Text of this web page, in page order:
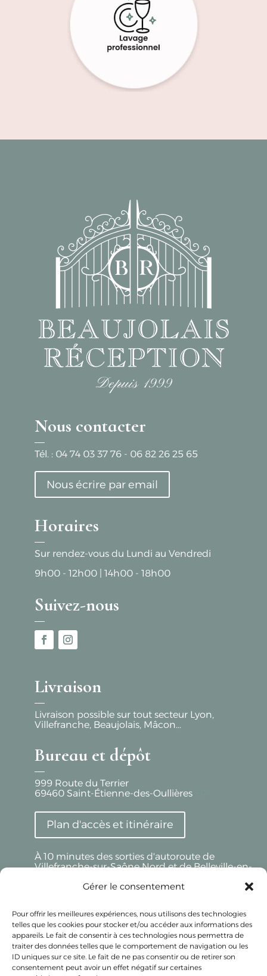
Gérer le consentement
Pour offrir les meilleures expériences, nous utilisons des technologies
telles que les cookies pour stocker et/ou accéder aux informations des
appareils. Le fait de consentir à ces technologies nous permettra de
traiter des données telles que le comportement de navigation ou les
ID uniques sur ce site. Le fait de ne pas consentir ou de retirer son
consentement peut avoir un effet négatif sur certaines
Nous contacter
Tél. : 04 74 03 37 76 - 06 82 26 25 65
Nous écrire par email
Horaires
Sur rendez-vous du Lundi au Vendredi
9h00 - 12h00
|14h00 - 18h00
Suivez-nous
Livraison
Livraison possible sur tout secteur Lyon,
Villefranche, Beaujolais, Mâcon...
Bureau et dépôt
999 Route du Terrier
69460 Saint-Étienne-des-Oullières
Plan d'accès et itinéraire
À 10 minutes des sorties d'autoroute de
Villefranche-sur-Saône Nord et de Belleville-en-
Uniquement sur Rendez-Vous
32 Av. de Lanessan
69410Champagne-au-Mont-d'Or
FR